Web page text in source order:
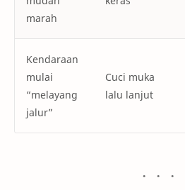
marah
Kendaraan
mulai
“melayang
jalur”
Cuci muka
lalu lanjut